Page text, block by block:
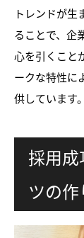
トレンドが生
ることで、企
心を引くこと
ークな特性に
供しています。
採用
ツの